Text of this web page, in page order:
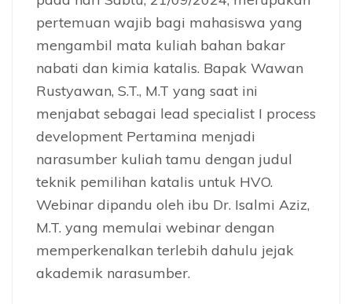
pertemuan wajib bagi mahasiswa yang
mengambil mata kuliah bahan bakar
nabati dan kimia katalis. Bapak Wawan
Rustyawan, S.T., M.T yang saat ini
menjabat sebagai lead specialist I process
development Pertamina menjadi
narasumber kuliah tamu dengan judul
teknik pemilihan katalis untuk HVO.
Webinar dipandu oleh ibu Dr. Isalmi Aziz,
M.T. yang memulai webinar dengan
memperkenalkan terlebih dahulu jejak
akademik narasumber.